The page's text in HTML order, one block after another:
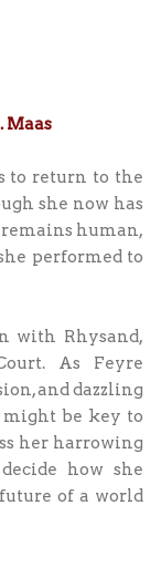
Maas
to return to the
she now has
human,
performed to
with Rhysand,
As Feyre
and dazzling
might be key to
her harrowing
how she
of a world